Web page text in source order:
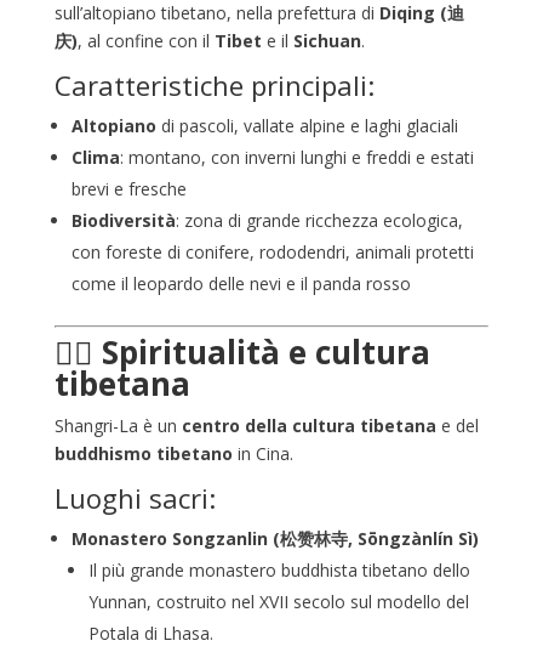
sull’altopiano tibetano, nella prefettura di Diqing (迪
庆), al confine con il Tibet e il Sichuan.
Caratteristiche principali:
Altopiano di pascoli, vallate alpine e laghi glaciali
Clima: montano, con inverni lunghi e freddi e estati
brevi e fresche
Biodiversità: zona di grande ricchezza ecologica,
con foreste di conifere, rododendri, animali protetti
come il leopardo delle nevi e il panda rosso
🧘‍♂️ Spiritualità e cultura
tibetana
Shangri-La è un centro della cultura tibetana e del
buddhismo tibetano in Cina.
Luoghi sacri:
Monastero Songzanlin (松赞林寺, Sōngzànlín Sì)
Il più grande monastero buddhista tibetano dello
Yunnan, costruito nel XVII secolo sul modello del
Potala di Lhasa.